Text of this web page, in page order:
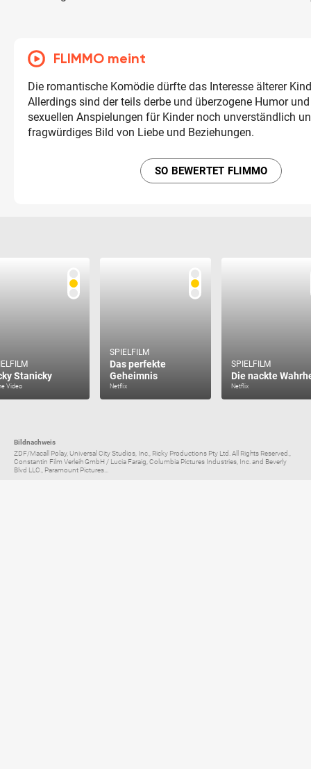
FLIMMO meint
Die romantische Komödie dürfte das Interesse älterer
Allerdings sind der teils derbe und überzogene Humor
sexuellen Anspielungen für Kinder noch unverständlich
fragwürdiges Bild von Liebe und Beziehungen.
SO BEWERTET FLIMMO
Stanicky
Video
SPIELFILM
Das perfekte
Geheimnis
Netflix
SPIELFILM
Die nackte
Netflix
Bildnachweis
ZDF/Macall Polay, Universal City Studios, Inc., Ricky Productions Pty Ltd. All Rights Reserved.,
Constantin Film Verleih GmbH / Lucia Faraig, Columbia Pictures Industries, Inc. and Beverly
Blvd LLC., Paramount Pictures...